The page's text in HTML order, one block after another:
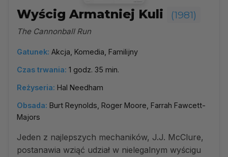
Wyścig Armatniej Kuli (1981)
The Cannonball Run
Gatunek: Akcja, Komedia, Familijny
Czas trwania: 1 godz. 35 min.
Reżyseria: Hal Needham
Obsada: Burt Reynolds, Roger Moore, Farrah Fawcett-
Majors
Jeden z najlepszych mechaników, J.J. McClure,
postanawia wziąć udział w nielegalnym wyścigu